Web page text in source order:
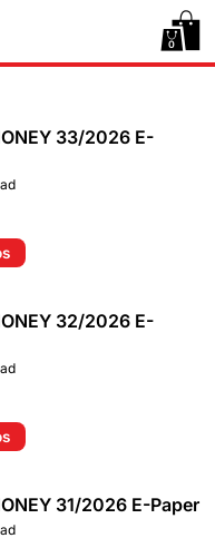
0
33/2026 E-
32/2026 E-
31/2026 E-Paper